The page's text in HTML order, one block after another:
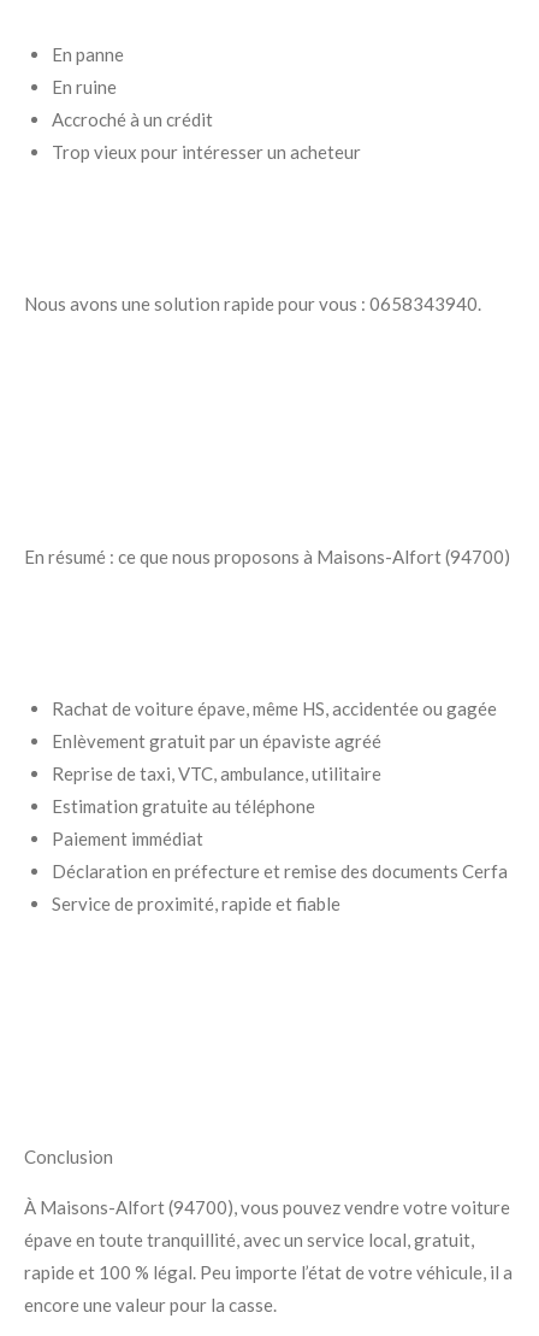
En panne
En ruine
Accroché à un crédit
Trop vieux pour intéresser un acheteur
Nous avons une solution rapide pour vous : 0658343940.
En résumé : ce que nous proposons à Maisons-Alfort (94700)
Rachat de voiture épave, même HS, accidentée ou gagée
Enlèvement gratuit par un épaviste agréé
Reprise de taxi, VTC, ambulance, utilitaire
Estimation gratuite au téléphone
Paiement immédiat
Déclaration en préfecture et remise des documents Cerfa
Service de proximité, rapide et fiable
Conclusion
À Maisons-Alfort (94700), vous pouvez vendre votre voiture
épave en toute tranquillité, avec un service local, gratuit,
rapide et 100 % légal. Peu importe l’état de votre véhicule, il a
encore une valeur pour la casse.